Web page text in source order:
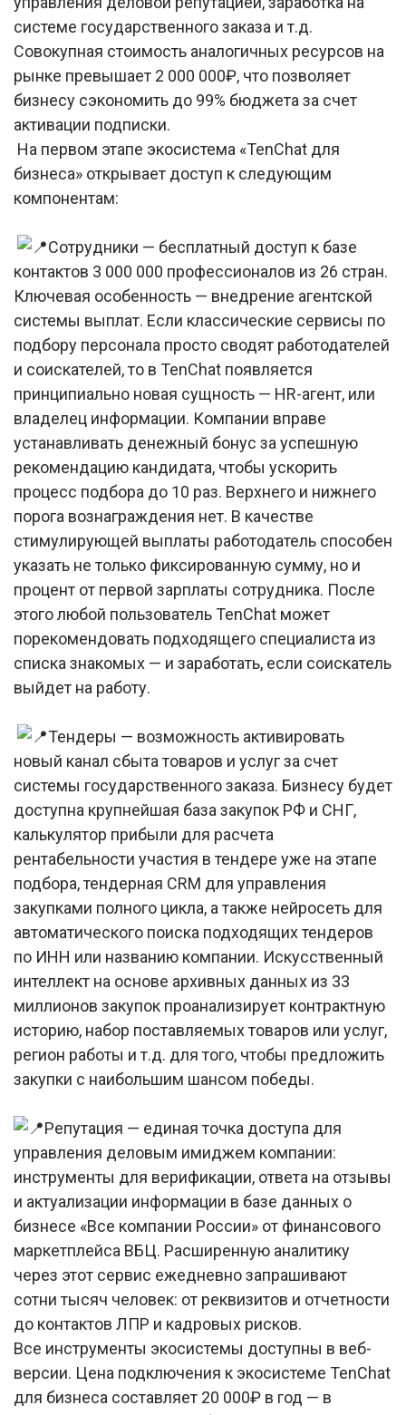
системе государственного заказа и т.д.
Совокупная стоимость аналогичных ресурсов на
рынке превышает 2 000 000₽, что позволяет
бизнесу сэкономить до 99% бюджета за счет
активации подписки.
На первом этапе экосистема «TenChat для
бизнеса» открывает доступ к следующим
компонентам:
Сотрудники — бесплатный доступ к базе
контактов 3 000 000 профессионалов из 26 стран.
Ключевая особенность — внедрение агентской
системы выплат. Если классические сервисы по
подбору персонала просто сводят работодателей
и соискателей, то в TenChat появляется
принципиально новая сущность — HR-агент, или
владелец информации. Компании вправе
устанавливать денежный бонус за успешную
рекомендацию кандидата, чтобы ускорить
процесс подбора до 10 раз. Верхнего и нижнего
порога вознаграждения нет. В качестве
стимулирующей выплаты работодатель способен
указать не только фиксированную сумму, но и
процент от первой зарплаты сотрудника. После
этого любой пользователь TenChat может
порекомендовать подходящего специалиста из
списка знакомых — и заработать, если соискатель
выйдет на работу.
Тендеры — возможность активировать
новый канал сбыта товаров и услуг за счет
системы государственного заказа. Бизнесу будет
доступна крупнейшая база закупок РФ и СНГ,
калькулятор прибыли для расчета
рентабельности участия в тендере уже на этапе
подбора, тендерная CRM для управления
закупками полного цикла, а также нейросеть для
автоматического поиска подходящих тендеров
по ИНН или названию компании. Искусственный
интеллект на основе архивных данных из 33
миллионов закупок проанализирует контрактную
историю, набор поставляемых товаров или услуг,
регион работы и т.д. для того, чтобы предложить
закупки с наибольшим шансом победы.
Репутация — единая точка доступа для
управления деловым имиджем компании:
инструменты для верификации, ответа на отзывы
и актуализации информации в базе данных о
бизнесе «Все компании России» от финансового
маркетплейса ВБЦ. Расширенную аналитику
через этот сервис ежедневно запрашивают
сотни тысяч человек: от реквизитов и отчетности
до контактов ЛПР и кадровых рисков.
Все инструменты экосистемы доступны в веб-
версии. Цена подключения к экосистеме TenChat
для бизнеса составляет 20 000₽ в год — в